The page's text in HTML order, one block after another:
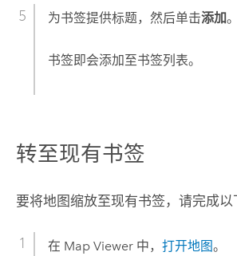
为书签提供标题，然后单击添加。
书签即会添加至书签列表。
转至现有书签
要将地图缩放至现有书签，请完成以
在 Map Viewer中， 打开地图。